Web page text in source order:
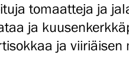
tomaatteja ja
ja
ja